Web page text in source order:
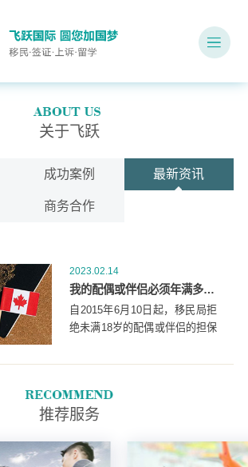
关于飞跃
成功案例 最新资讯
商务合作
2023.02.14
我的配偶或伴侣必须年满多少岁，我才能担保他们移民到加拿大？
自2015年6月10日起，移民局拒
绝未满18岁的配偶或伴侣的担保
申请时都必须至少年满18岁。
推荐服务